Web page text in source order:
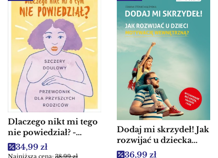
Dlaczego nikt mi tego
nie powiedział? -
Książka dla rodziców
Cena promocyjna
34,99 zł
Najniższa cena: 38,99 zł
Dodaj mi skrzydeł! Jak
rozwijać u dziecka
motywację
Cena promocyjna
36,99 zł